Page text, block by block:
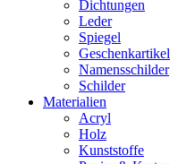
Dichtungen
Leder
Spiegel
Geschenkartikel
Namensschilder
Schilder
Materialien
Acryl
Holz
Kunststoffe